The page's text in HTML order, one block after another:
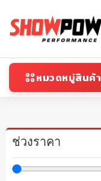
หมวดหมู่สินค้า
ช่วงราคา